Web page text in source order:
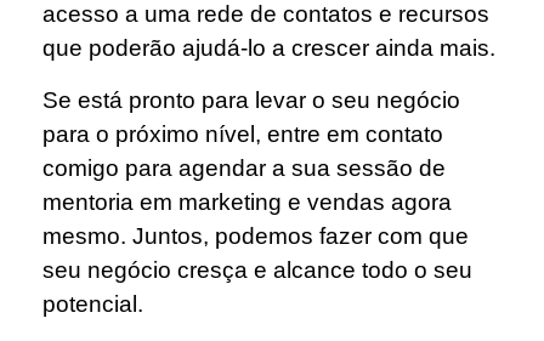
acesso a uma rede de contatos e recursos
que poderão ajudá-lo a crescer ainda mais.
Se está pronto para levar o seu negócio
para o próximo nível, entre em contato
comigo para agendar a sua sessão de
mentoria em marketing e vendas agora
mesmo. Juntos, podemos fazer com que
seu negócio cresça e alcance todo o seu
potencial.